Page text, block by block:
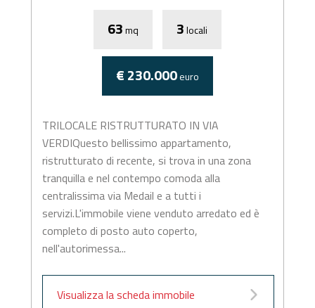
63mq 3locali
€ 230.000euro
TRILOCALE RISTRUTTURATO IN VIA
VERDIQuesto bellissimo appartamento,
ristrutturato di recente, si trova in una zona
tranquilla e nel contempo comoda alla
centralissima via Medail e a tutti i
servizi.L'immobile viene venduto arredato ed è
completo di posto auto coperto,
nell'autorimessa...
Visualizza la scheda immobile